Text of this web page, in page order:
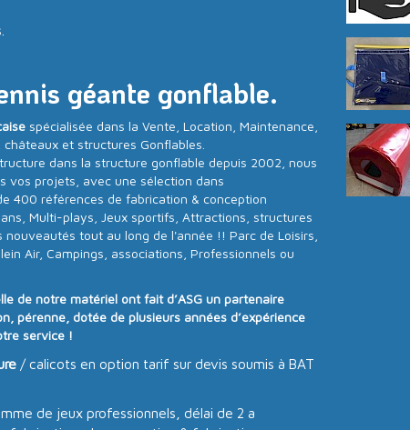
géante gonflable.
spécialisée dans la Vente, Location, Maintenance,
et structures Gonflables.
dans la structure gonflable depuis 2002, nous
vos projets, avec une sélection dans
400 références de fabrication & conception
Multi-plays, Jeux sportifs, Attractions, structures
tout au long de l'année !! Parc de Loisirs,
Air, Campings, associations, Professionnels ou
de notre matériel ont fait d’ASG un partenaire
pérenne, dotée de plusieurs années d’expérience
service !
/ calicots en option tarif sur devis soumis à BAT
de jeux professionnels, délai de 2 a